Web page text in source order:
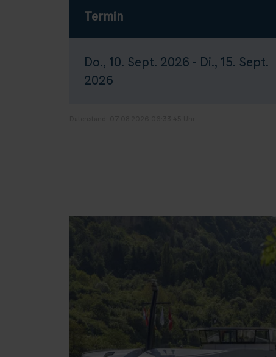
Termin
Do., 10. Sept. 2026 - Di., 15. Sept.
2026